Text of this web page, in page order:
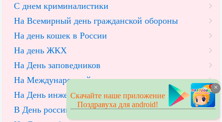
С днем криминалистики
На Всемирный день гражданской обороны
На день кошек в России
На день ЖКХ
На День заповедников
На Международный день таможенника
На День инженерных войск
В День российской печати
×
Скачайте наше приложение
Поздравуха для android!